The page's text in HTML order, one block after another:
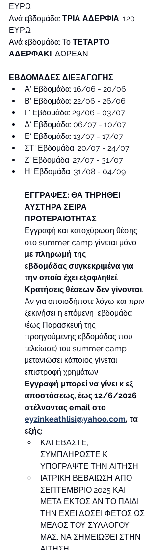
ΕΥΡΩ
Ανά εβδομάδα: ΤΡΙΑ ΑΔΕΡΦΙΑ: 120
ΕΥΡΩ
Ανά εβδομάδα: Το ΤΕΤΑΡΤΟ
ΑΔΕΡΦΑΚΙ: ΔΩΡΕΑΝ
ΕΒΔΟΜΑΔΕΣ ΔΙΕΞΑΓΩΓΗΣ
Α' Εβδομάδα: 16/06 - 20/06
Β' Εβδομάδα: 22/06 - 26/06
Γ' Εβδομάδα: 29/06 - 03/07
Δ' Εβδομάδα: 06/07 - 10/07
Ε' Εβδομάδα: 13/07 - 17/07
ΣΤ' Εβδομάδα: 20/07 - 24/07
Ζ' Εβδομάδα: 27/07 - 31/07
Η' Εβδομάδα: 31/08 - 04/09
ΕΓΓΡΑΦΕΣ: ΘΑ ΤΗΡΗΘΕΙ
ΑΥΣΤΗΡΑ ΣΕΙΡΑ
ΠΡΟΤΕΡΑΙΟΤΗΤΑΣ
Εγγραφή και κατοχύρωση θέσης
στο summer camp γίνεται μόνο
με πληρωμή της
εβδομάδας συγκεκριμένα για
την οποία έχει εξοφληθεί.
Κρατήσεις θέσεων δεν γίνονται.
Αν για οποιοδήποτε λόγω και πριν
ξεκινήσει η επόμενη  εβδομάδα
(έως Παρασκευή της
προηγούμενης εβδομάδας που
τελείωσε) του summer camp
μετανιώσει κάποιος γίνεται
επιστροφή χρημάτων.
Εγγραφή μπορεί να γίνει κ εξ
αποστάσεως, έως 12/6/2026
στέλνοντας email στο
eyzinkeathlisi@yahoo.com, τα
εξής:
ΚΑΤΕΒΑΣΤΕ,
ΣΥΜΠΛΗΡΩΣΤΕ Κ
ΥΠΟΓΡΑΨΤΕ ΤΗΝ ΑΙΤΗΣΗ
ΙΑΤΡΙΚΗ ΒΕΒΑΙΩΣΗ ΑΠΟ
ΣΕΠΤΕΜΒΡΙΟ 2025 ΚΑΙ
ΜΕΤΑ ΕΚΤΟΣ ΑΝ ΤΟ ΠΑΙΔΙ
ΤΗΝ ΕΧΕΙ ΔΩΣΕΙ ΦΕΤΟΣ ΩΣ
ΜΕΛΟΣ ΤΟΥ ΣΥΛΛΟΓΟΥ
ΜΑΣ. ΝΑ ΣΗΜΕΙΩΘΕΙ ΣΤΗΝ